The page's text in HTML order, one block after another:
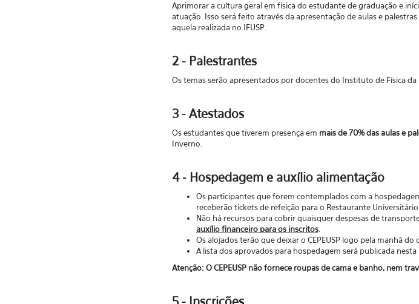
Aprimorar a cultura geral em física do estudante de graduação e
atuação. Isso será feito através da apresentação de aulas e
aquela realizada no IFUSP.
2 - Palestrantes
Os temas serão apresentados por docentes do Instituto de Física da
3 - Atestados
Os estudantes que tiverem presença em mais de 70% das aulas e
Inverno.
4 - Hospedagem e auxílio alimentação
Os participantes que forem contemplados com a
receberão tickets de refeição para o Restaurante Universitário.
Não há recursos para cobrir quaisquer despesas de
auxílio financeiro para os inscritos.
Os alojados terão que deixar o CEPEUSP logo pela manhã do
A lista dos aprovados para hospedagem será publicada
Atenção: O CEPEUSP não fornece roupas de cama e banho, nem